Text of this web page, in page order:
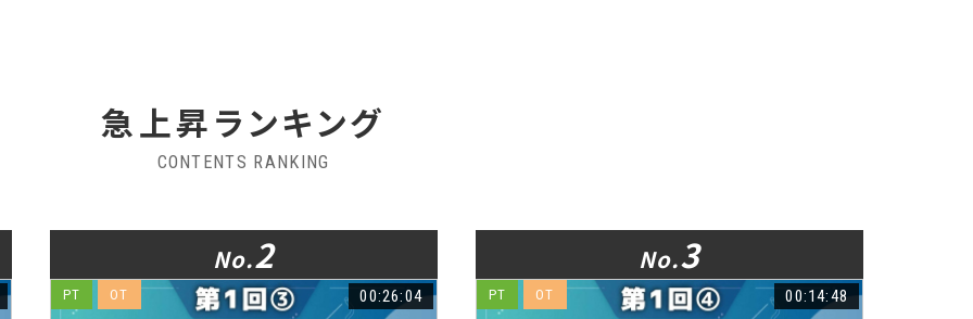
急上昇ランキング
CONTENTS RANKING
No.2
PT OT 00:26:04
No.3
PT OT 00:14:48